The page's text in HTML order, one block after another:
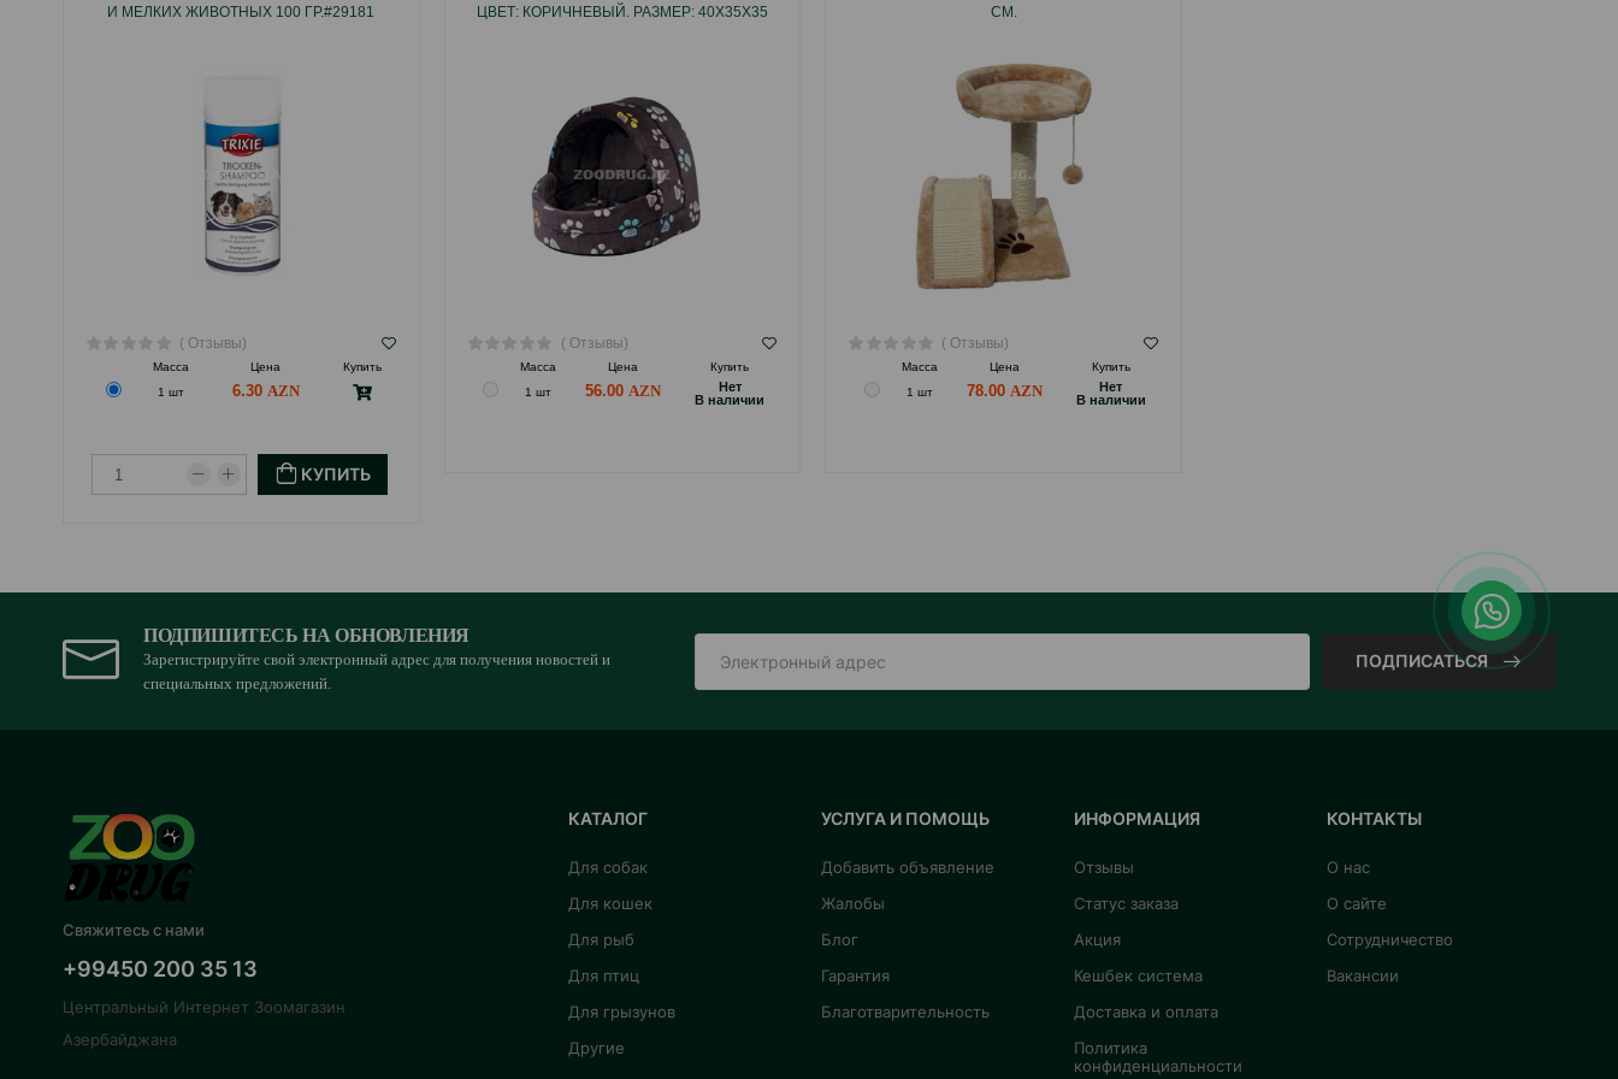
И МЕЛКИХ ЖИВОТНЫХ 100 ГР.#29181
( Отзывы)
Масса Цена
Купить
1 шт
6.30
КУПИТЬ
ЦВЕТ: КОРИЧНЕВЫЙ. РАЗМЕР: 40Х35Х35
( Отзывы)
Масса Цена
Купить
1 шт
56.00
Hет
B наличии
СМ.
( Отзывы)
Масса Цена
Купить
1 шт
78.00
Hет
B наличии
ПОДПИШИТЕСЬ НА ОБНОВЛЕНИЯ
Зарегистрируйте свой электронный адрес для получения новостей и
специальных предложений.
ПОДПИСАТЬСЯ
Свяжитесь с нами
+99450 200 35 13
Центральный Интернет Зоомагазин
Азербайджана
КАТАЛОГ
Для собак
Для кошек
Для рыб
Для птиц
Для грызунов
Другие
УСЛУГА И ПОМОЩЬ
Добавить объявление
Жалобы
Блог
Гарантия
Благотварительность
ИНФОРМАЦИЯ
Отзывы
Статус заказа
Акция
Кешбек система
Доставка и оплата
Политика
конфиденциальности
КОНТАКТЫ
О нас
О сайте
Сотрудничество
Вакансии